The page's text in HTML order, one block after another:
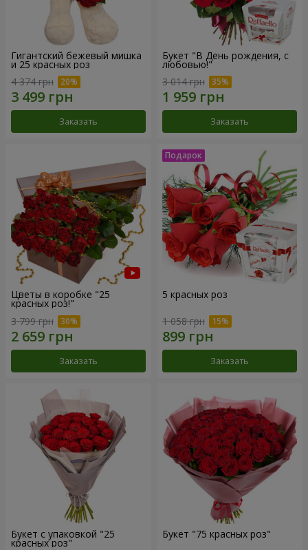
Гигантский бежевый мишка
и 25 красных роз
4 374 грн
Заказать
Букет "В День рождения, с
любовью!"
3 014 грн
Заказать
Цветы в коробке "25
красных роз!"
3 799 грн
Заказать
5 красных роз
1 058 грн
Заказать
Букет с упаковкой "25
красных роз"
Букет "75 красных роз"